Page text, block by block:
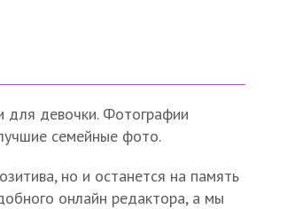
для девочки. Фотографии
семейные фото.
но и останется на память
онлайн редактора, а мы